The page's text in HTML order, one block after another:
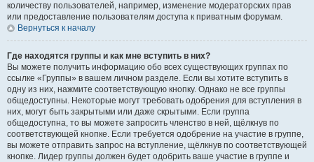
количеству пользователей, например, изменение модераторских прав
или предоставление пользователям доступа к приватным форумам.
Вернуться к началу
Где находятся группы и как мне вступить в них?
Вы можете получить информацию обо всех существующих группах по
ссылке «Группы» в вашем личном разделе. Если вы хотите вступить в
одну из них, нажмите соответствующую кнопку. Однако не все группы
общедоступны. Некоторые могут требовать одобрения для вступления в
них, могут быть закрытыми или даже скрытыми. Если группа
общедоступна, то вы можете запросить членство в ней, щёлкнув по
соответствующей кнопке. Если требуется одобрение на участие в группе,
вы можете отправить запрос на вступление, щёлкнув по соответствующей
кнопке. Лидер группы должен будет одобрить ваше участие в группе и